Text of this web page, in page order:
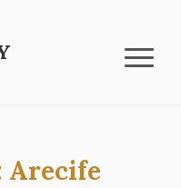
Arecife